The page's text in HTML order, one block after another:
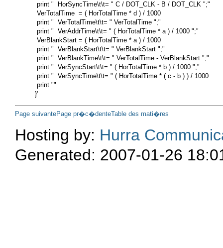
print "  HorSyncTime\t\t= " C / DOT_CLK - B / DOT_CLK ";"
VerTotalTime  = ( HorTotalTime * d ) / 1000
print "  VerTotalTime\t\t= " VerTotalTime ";"
print "  VerAddrTime\t\t= " ( HorTotalTime * a ) / 1000 ";"
VerBlankStart = ( HorTotalTime * a ) / 1000
print "  VerBlankStart\t\t= " VerBlankStart ";"
print "  VerBlankTime\t\t= " VerTotalTime - VerBlankStart ";"
print "  VerSyncStart\t\t= " ( HorTotalTime * b ) / 1000 ";"
print "  VerSyncTime\t\t= " ( HorTotalTime * ( c - b ) ) / 1000
print ""
Page suivantePage pr�c�denteTable des mati�res
Hosting by: Hurra
Generated: 2007-01-26